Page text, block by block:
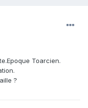
Toarcien.
?